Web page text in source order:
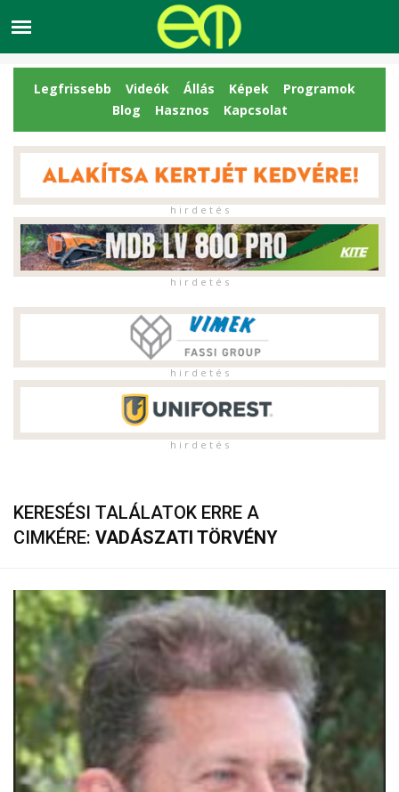
Legfrissebb Videók Állás Képek
Programok
Blog
Hasznos Kapcsolat
h i r d e t é s
h i r d e t é s
h i r d e t é s
h i r d e t é s
KERESÉSI TALÁLATOK ERRE A
CIMKÉRE: VADÁSZATI TÖRVÉNY